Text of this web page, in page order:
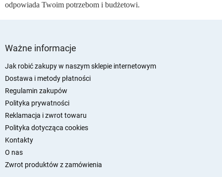
odpowiada Twoim potrzebom i budżetowi.
Ważne informacje
Jak robić zakupy w naszym sklepie internetowym
Dostawa i metody płatności
Regulamin zakupów
Polityka prywatności
Reklamacja i zwrot towaru
Polityka dotycząca cookies
Kontakty
O nas
Zwrot produktów z zamówienia